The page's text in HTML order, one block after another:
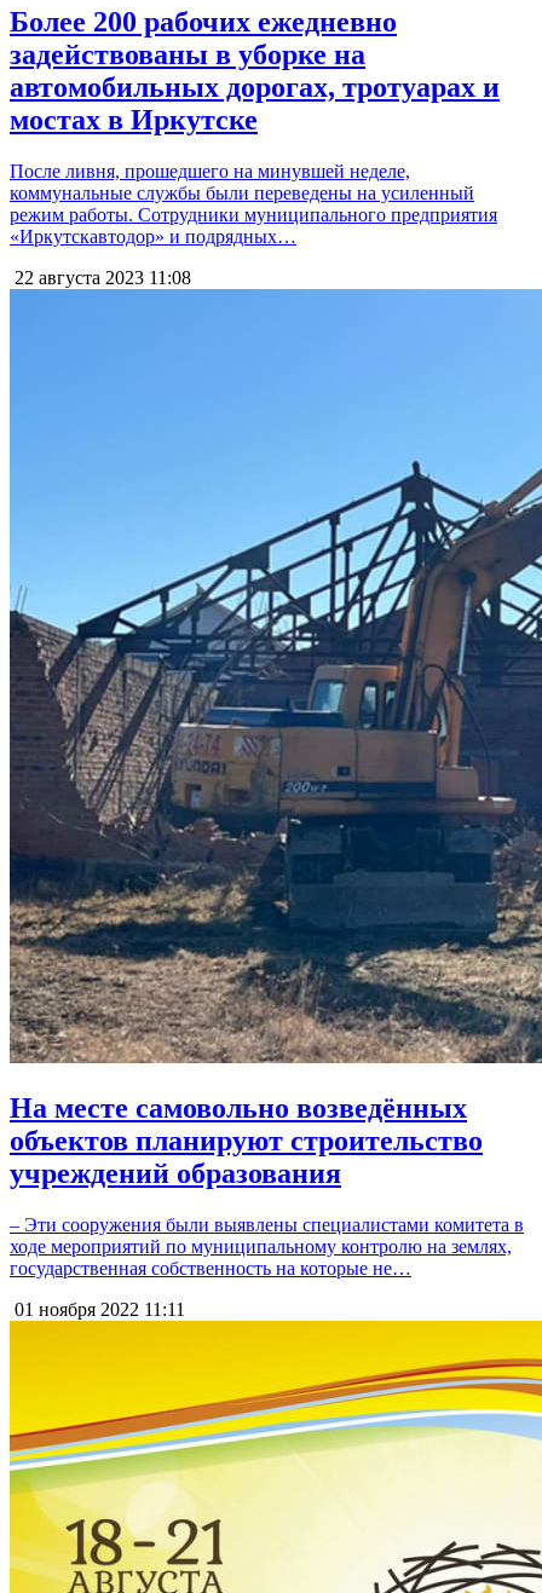
Более 200 рабочих ежедневно
задействованы в уборке на
автомобильных дорогах, тротуарах и
мостах в Иркутске
После ливня, прошедшего на минувшей неделе,
коммунальные службы были переведены на усиленный
режим работы. Сотрудники муниципального предприятия
«Иркутскавтодор» и подрядных…
22 августа 2023 11:08
На месте самовольно возведённых
объектов планируют строительство
учреждений образования
– Эти сооружения были выявлены специалистами комитета в
ходе мероприятий по муниципальному контролю на землях,
государственная собственность на которые не…
01 ноября 2022 11:11